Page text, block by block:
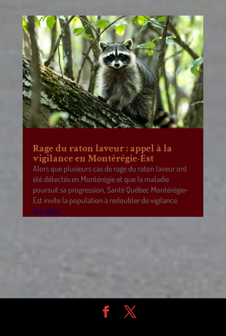
Rage du raton laveur : appel à la
vigilance en Montérégie-Est
Alors que plusieurs cas de rage du raton laveur ont
été détectés en Montérégie et que la maladie
poursuit sa progression, Santé Québec Montérégie-
Est invite la population à redoubler de vigilance.
lire plus